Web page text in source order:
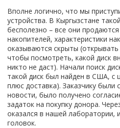
Вполне логично, что мы
устройства. В Кыргызстане
бесполезно – все они
накопителей, характеристики
оказываются скрыты
чтобы посмотреть, какой диск
никто не даст). Начали поиск
такой диск был найден в США, с
плюс доставка). Заказчику
новости, было получено
задаток на покупку донора.
оказался в нашей лаборатории,
головок.